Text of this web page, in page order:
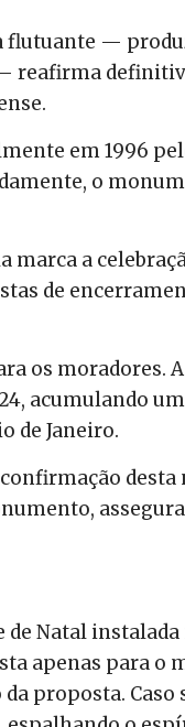
flutuante —
— reafirma
em 1996
o
a
de
os moradores. A
acumulando
de Janeiro.
desta
Natal instalada
apenas para o
proposta. Caso